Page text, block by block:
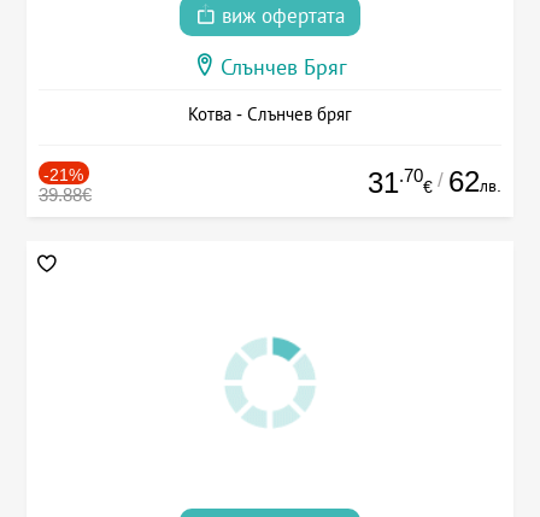
виж офертата
Слънчев Бряг
Котва - Слънчев бряг
-21%
39.88€ 31.70
€ / 62лв.